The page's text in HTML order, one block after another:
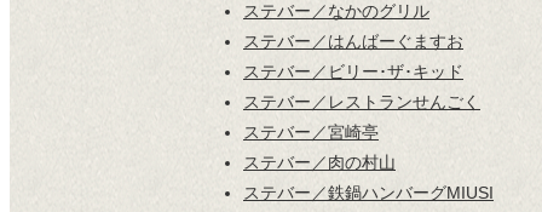
ステバー／なかのグリル
ステバー／はんばーぐますお
ステバー／ビリー･ザ･キッド
ステバー／レストランせんごく
ステバー／宮崎亭
ステバー／肉の村山
ステバー／鉄鍋ハンバーグMIUSI